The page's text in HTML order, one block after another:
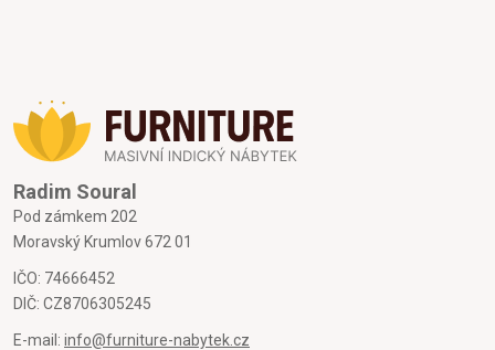
Radim Soural
Pod zámkem 202
Moravský Krumlov 672 01
IČO: 74666452
DIČ: CZ8706305245
E-mail: info@furniture-nabytek.cz